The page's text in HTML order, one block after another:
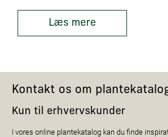
Læs mere
Kontakt os om
Kun til erhvervskunder
I vores online plantekatalog kan du finde